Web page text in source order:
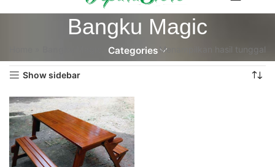
Bangku Magic
Categories Menampilkan hasil tunggal
Show sidebar